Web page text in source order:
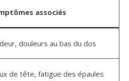
associés
douleurs au bas du dos
de tête, fatigue des épaules